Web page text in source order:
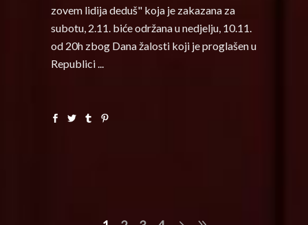
zovem lidija deduš" koja je zakazana za
subotu, 2.11. biće održana u nedjelju, 10.11.
od 20h zbog Dana žalosti koji je proglašen u
Republici